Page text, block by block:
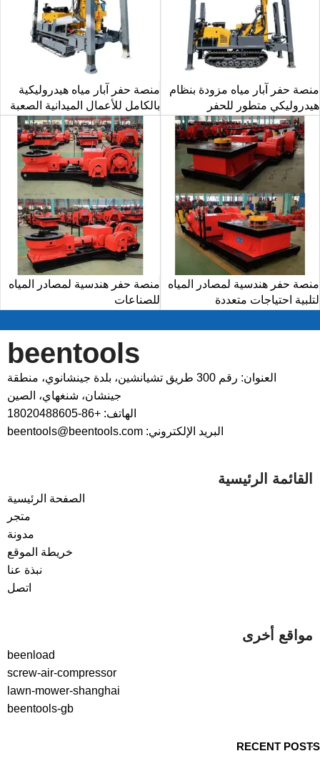
منصة حفر آبار مياه مزودة بنظام
هيدروليكي متطور للحفر
منصة حفر آبار مياه هيدروليكية
بالكامل للأعمال الميدانية الصعبة
منصة حفر هندسية لمصادر المياه
لتلبية احتياجات متعددة
منصة حفر هندسية لمصادر المياه
للصناعات
beentools
العنوان: رقم 300 طريق تشيانشين، بلدة جينشانوي، منطقة
جينشان، شنغهاي، الصين
الهاتف: +86-18020488605
البريد الإلكتروني: beentools@beentools.com
القائمة الرئيسية
الصفحة الرئيسية
متجر
مدونة
خريطة الموقع
نبذة عنا
اتصل
مواقع أخرى
beenload
screw-air-compressor
lawn-mower-shanghai
beentools-gb
RECENT POSTS